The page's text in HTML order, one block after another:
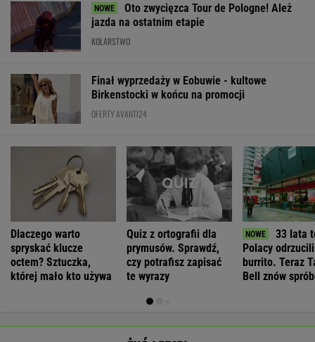
Oto zwycięzca Tour de Pologne! Ależ
jazda na ostatnim etapie
KOLARSTWO
Finał wyprzedaży w Eobuwie - kultowe
Birkenstocki w końcu na promocji
OFERTY AVANTI24
Dlaczego warto
spryskać klucze
octem? Sztuczka,
której mało kto używa
Quiz z ortografii dla
prymusów. Sprawdź,
czy potrafisz zapisać
te wyrazy
33 lata
Polacy odrzucili
burrito. Teraz
Bell znów